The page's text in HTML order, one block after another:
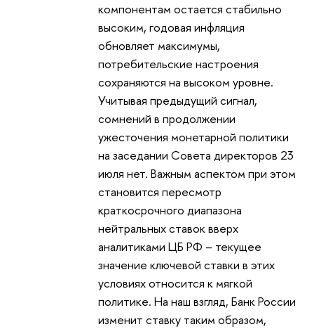
компонентам остается стабильно
высоким, годовая инфляция
обновляет максимумы,
потребительские настроения
сохраняются на высоком уровне.
Учитывая предыдущий сигнал,
сомнений в продолжении
ужесточения монетарной политики
на заседании Совета директоров 23
июля нет. Важным аспектом при этом
становится пересмотр
краткосрочного диапазона
нейтральных ставок вверх
аналитиками ЦБ РФ – текущее
значение ключевой ставки в этих
условиях относится к мягкой
политике. На наш взгляд, Банк России
изменит ставку таким образом,